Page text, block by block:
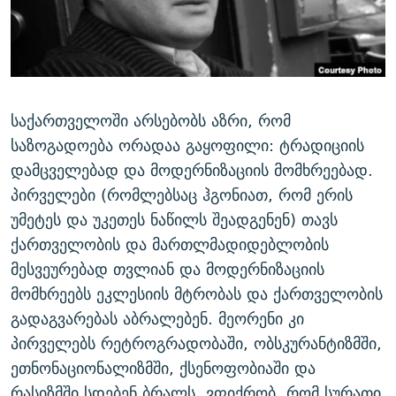
ᲛᲝᲚᲐᲞᲐᲠᲐᲙᲔ ᲢᲔᲥᲡᲢᲔᲑᲘ
ᲨᲘᲜ - ᲣᲪᲮᲝᲔᲗᲨᲘ
ᲚᲘᲢᲔᲠᲐᲢᲣᲠᲣᲚᲘ ᲬᲐᲮᲜᲐᲒᲔᲑᲘ
ᲐᲛᲔᲠᲘᲙᲣᲚᲘ ᲛᲝᲗᲮᲠᲝᲑᲐ
ᲘᲛᲞᲔᲠᲘᲐ ᲓᲐ ᲠᲐᲓᲘᲝ
ᲩᲔᲛᲘ ᲡᲘᲙᲕᲓᲘᲚᲘᲡ ᲛᲘᲖᲔᲖᲘᲐ COVID-19
11 ᲬᲔᲚᲘ - 11 ᲐᲛᲑᲐᲕᲘ
ᲡᲐᲞᲐᲠᲚᲐᲛᲔᲜᲢᲝ ᲐᲠᲩᲔᲕᲜᲔᲑᲘᲡ ᲘᲡᲢᲝᲠᲘᲐ
ᲑᲐᲕᲨᲕᲔᲑᲘ ᲞᲠᲝᲡᲢᲘᲢᲣᲪᲘᲐᲨᲘ - ᲐᲛᲝᲣᲗᲥᲛᲔᲚᲘ ᲐᲛᲑᲐᲕᲘ
5 ᲐᲛᲑᲐᲕᲘ - 20 ᲘᲕᲜᲘᲡᲡ ᲓᲐᲨᲐᲕᲔᲑᲣᲚᲔᲑᲘ
ᲐᲒᲕᲘᲡᲢᲝᲡ ᲝᲛᲘ
ПРИВЕТ ᲙᲣᲚᲢᲣᲠᲐ
ᲒᲐᲛᲝᲘᲬᲔᲠᲔ
რთე/რთ-ის ყველა საიტი
საქართველოში არსებობს აზრი, რომ
საზოგადოება ორადაა გაყოფილი: ტრადიციის
დამცველებად და მოდერნიზაციის მომხრეებად.
პირველები (რომლებსაც ჰგონიათ, რომ ერის
უმეტეს და უკეთეს ნაწილს შეადგენენ) თავს
ქართველობის და მართლმადიდებლობის
მესვეურებად თვლიან და მოდერნიზაციის
მომხრეებს ეკლესიის მტრობას და ქართველობის
გადაგვარებას აბრალებენ. მეორენი კი
პირველებს რეტროგრადობაში, ობსკურანტიზმში,
ეთნონაციონალიზმში, ქსენოფობიაში და